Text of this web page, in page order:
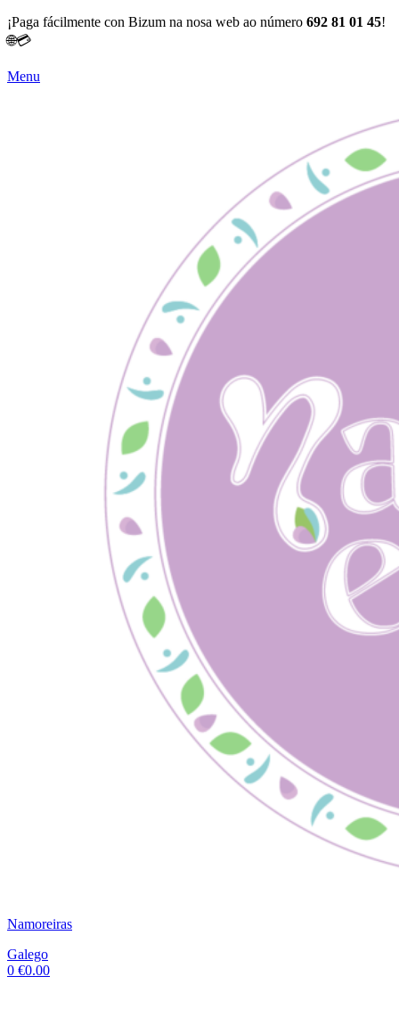
¡Paga fácilmente con Bizum na nosa web ao número 692 81 01 45!
🌐💳
Menu
Namoreiras
Galego
0 €0.00